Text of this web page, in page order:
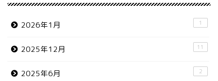
2026年1月 1
2025年12月 11
2025年6月 2